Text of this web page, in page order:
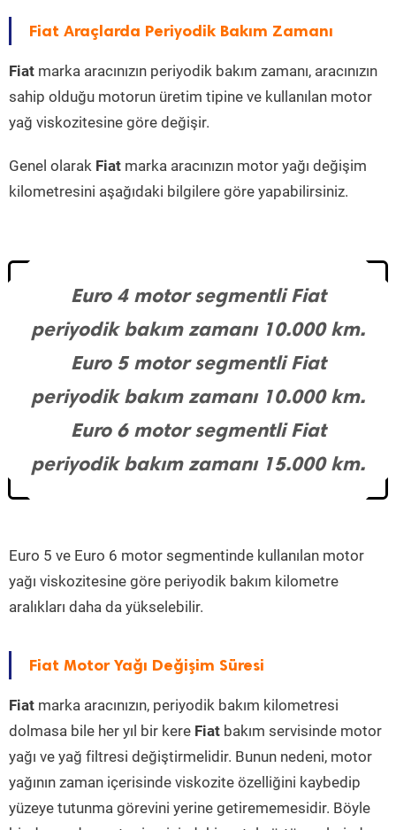
Fiat Araçlarda Periyodik Bakım Zamanı
Fiat marka aracınızın periyodik bakım zamanı, aracınızın
sahip olduğu motorun üretim tipine ve kullanılan motor
yağ viskozitesine göre değişir.
Genel olarak Fiat marka aracınızın motor yağı değişim
kilometresini aşağıdaki bilgilere göre yapabilirsiniz.
Euro 4 motor segmentli Fiat
periyodik bakım zamanı 10.000 km.
Euro 5 motor segmentli Fiat
periyodik bakım zamanı 10.000 km.
Euro 6 motor segmentli Fiat
periyodik bakım zamanı 15.000 km.
Euro 5 ve Euro 6 motor segmentinde kullanılan motor
yağı viskozitesine göre periyodik bakım kilometre
aralıkları daha da yükselebilir.
Fiat Motor Yağı Değişim Süresi
Fiat marka aracınızın, periyodik bakım kilometresi
dolmasa bile her yıl bir kere Fiat bakım servisinde motor
yağı ve yağ filtresi değiştirmelidir. Bunun nedeni, motor
yağının zaman içerisinde viskozite özelliğini kaybedip
yüzeye tutunma görevini yerine getirememesidir. Böyle